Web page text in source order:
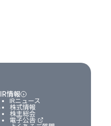
IR情報
IRニュース
株式情報
株主総会
電子公告